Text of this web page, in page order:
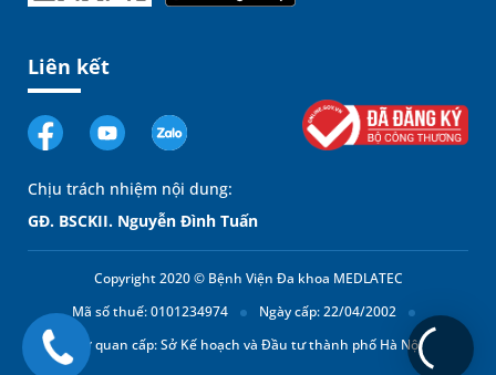
Liên kết
Chịu trách nhiệm nội dung:
GĐ. BSCKII. Nguyễn Đình Tuấn
Copyright 2020 © Bệnh Viện Đa khoa MEDLATEC
Mã số thuế: 0101234974
Ngày cấp: 22/04/2002
Cơ quan cấp: Sở Kế hoạch và Đầu tư thành phố Hà Nội